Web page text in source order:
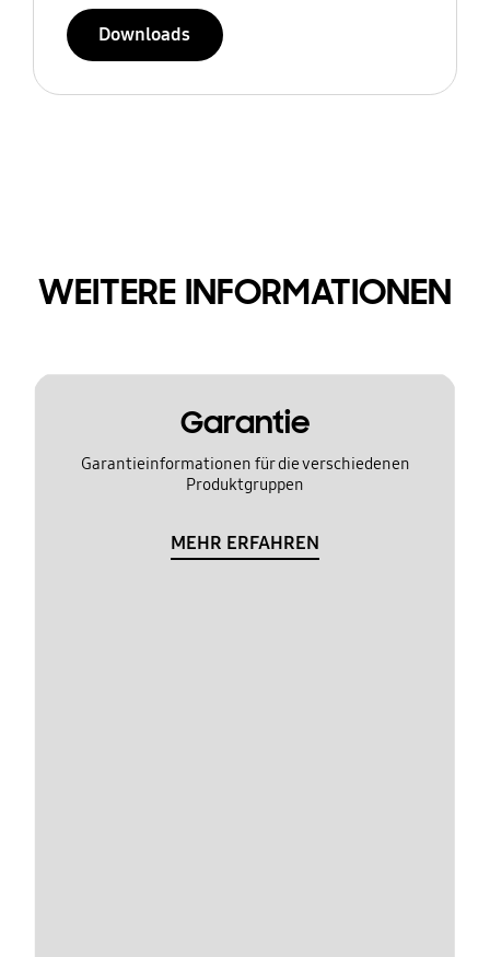
Downloads
WEITERE INFORMATIONEN
Garantie
Garantieinformationen für die verschiedenen
Produktgruppen
MEHR ERFAHREN